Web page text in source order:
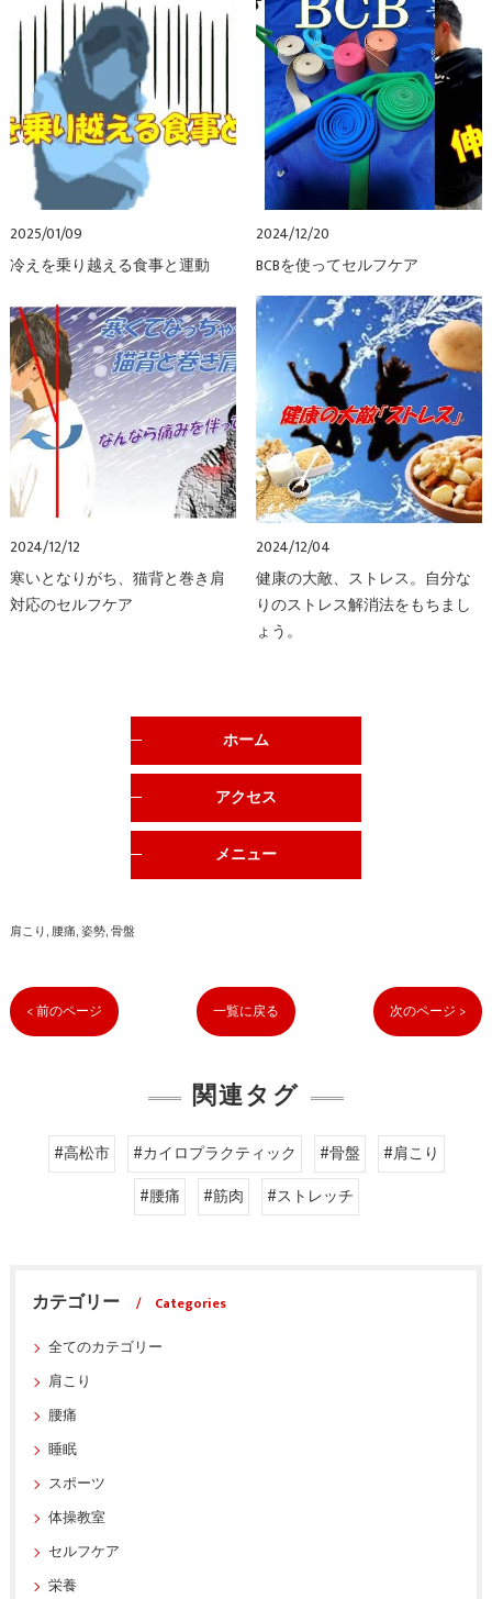
2025/01/09
冷えを乗り越える食事と運動
2024/12/20
BCBを使ってセルフケア
2024/12/12
寒いとなりがち、猫背と巻き肩
対応のセルフケア
2024/12/04
健康の大敵、ストレス。自分な
りのストレス解消法をもちまし
ょう。
ホーム
アクセス
メニュー
肩こり 腰痛 姿勢 骨盤
< 前のページ 一覧に戻る 次のページ >
関連タグ
#高松市 #カイロプラクティック #骨盤
#肩こり
#腰痛
#筋肉 #ストレッチ
カテゴリー
Categories
全てのカテゴリー
肩こり
腰痛
睡眠
スポーツ
体操教室
セルフケア
栄養